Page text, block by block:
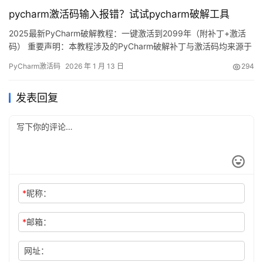
教…
pycharm激活码输入报错？试试pycharm破解工具
2025最新PyCharm破解教程：一键激活到2099年（附补丁+激活
码） 重要声明：本教程涉及的PyCharm破解补丁与激活码均来源于
许，强烈建议购买官方正版授权！如内容涉嫌侵权，请联系作者删
实效果！如下图所示，许可证有效期…
PyCharm激活码 2026 年 1 月 13 日 294
发表回复
*昵称：
*邮箱：
网址：